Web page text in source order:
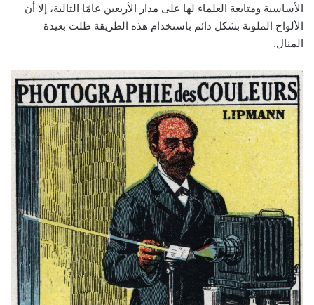
الأساسية ومتابعة العلماء لها على مدار الأربعين عامًا التالية، إلا أن
الألواح الملونة بشكل دائم باستخدام هذه الطريقة ظلت بعيدة
المنال.